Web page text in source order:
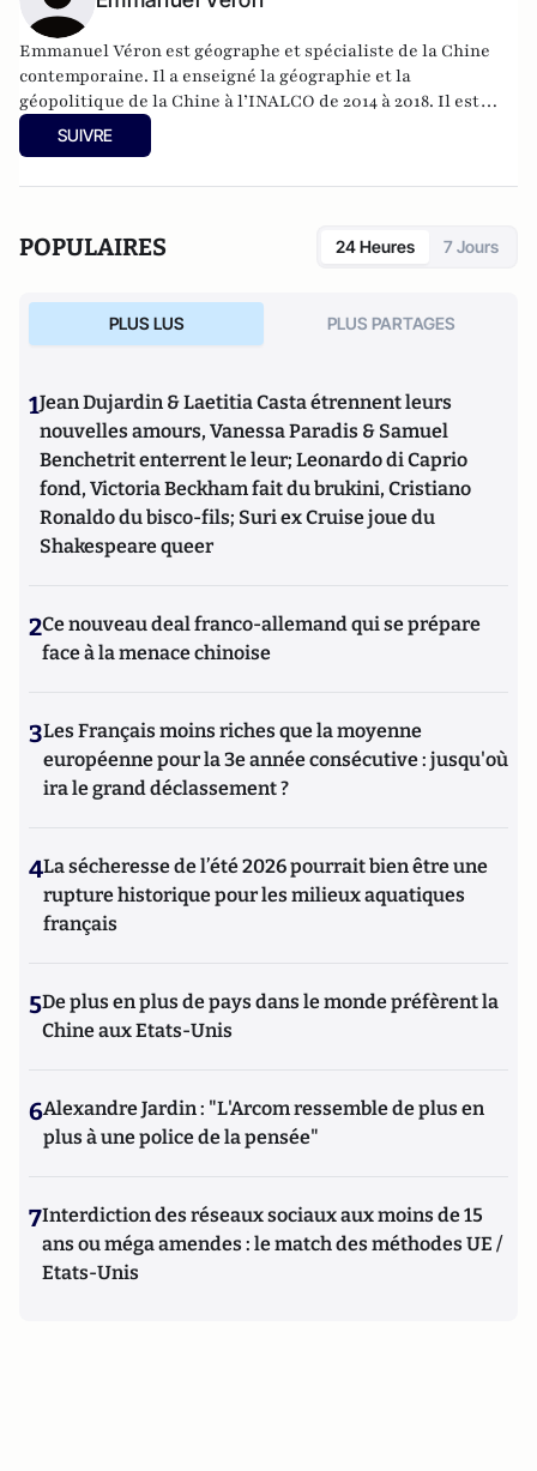
Emmanuel Véron est géographe et spécialiste de la Chine
contemporaine. Il a enseigné la géographie et la
géopolitique de la Chine à l’INALCO de 2014 à 2018. Il est
enseignant-chercheur associé à l'Ecole navale.
SUIVRE
POPULAIRES 24 Heures 7 Jours
PLUS LUS PLUS PARTAGES
1Jean Dujardin & Laetitia Casta étrennent leurs
nouvelles amours, Vanessa Paradis & Samuel
Benchetrit enterrent le leur; Leonardo di Caprio
fond, Victoria Beckham fait du brukini, Cristiano
Ronaldo du bisco-fils; Suri ex Cruise joue du
Shakespeare queer
2Ce nouveau deal franco-allemand qui se prépare
face à la menace chinoise
3Les Français moins riches que la moyenne
européenne pour la 3e année consécutive : jusqu'où
ira le grand déclassement ?
4La sécheresse de l’été 2026 pourrait bien être une
rupture historique pour les milieux aquatiques
français
5De plus en plus de pays dans le monde préfèrent la
Chine aux Etats-Unis
6Alexandre Jardin : "L'Arcom ressemble de plus en
plus à une police de la pensée"
7Interdiction des réseaux sociaux aux moins de 15
ans ou méga amendes : le match des méthodes UE /
Etats-Unis